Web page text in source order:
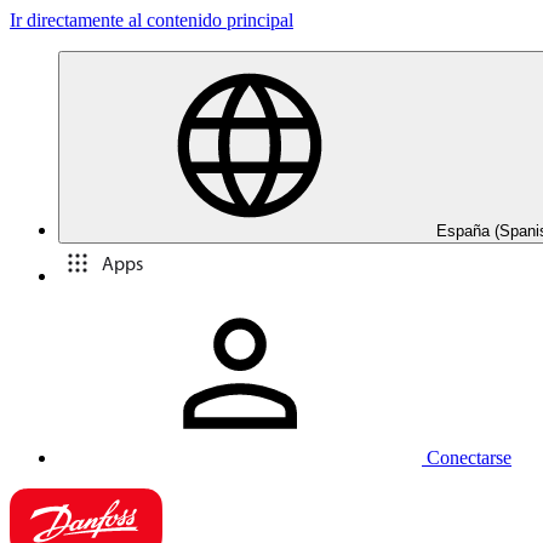
Ir directamente al contenido principal
España
Apps
Conectarse